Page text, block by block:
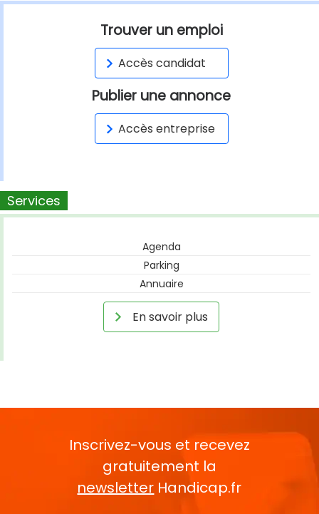
Trouver un emploi
Accès candidat
Publier une annonce
Accès entreprise
Services
Agenda
Parking
Annuaire
En savoir plus
Inscrivez-vous et recevez
gratuitement la
newsletter Handicap.fr